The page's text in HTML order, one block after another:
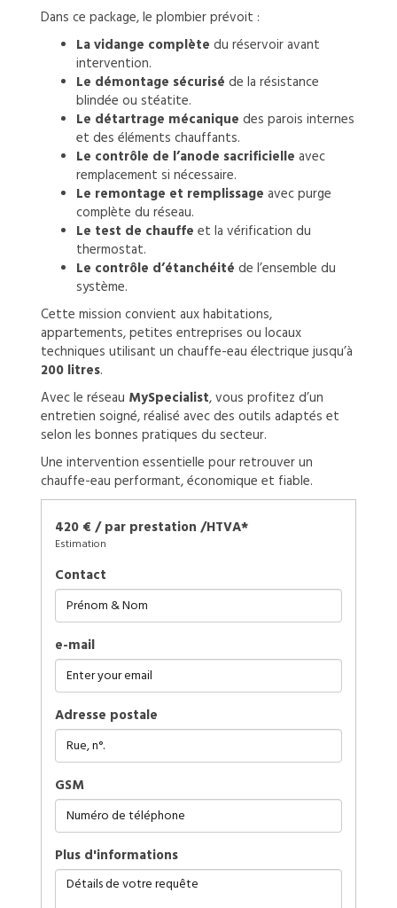
Dans ce package, le plombier prévoit :
La vidange complète du réservoir avant
intervention.
Le démontage sécurisé de la résistance
blindée ou stéatite.
Le détartrage mécanique des parois internes
et des éléments chauffants.
Le contrôle de l’anode sacrificielle avec
remplacement si nécessaire.
Le remontage et remplissage avec purge
complète du réseau.
Le test de chauffe et la vérification du
thermostat.
Le contrôle d’étanchéité de l’ensemble du
système.
Cette mission convient aux habitations,
appartements, petites entreprises ou locaux
techniques utilisant un chauffe-eau électrique jusqu’à
200 litres.
Avec le réseau MySpecialist, vous profitez d’un
entretien soigné, réalisé avec des outils adaptés et
selon les bonnes pratiques du secteur.
Une intervention essentielle pour retrouver un
chauffe-eau performant, économique et fiable.
420 € / par prestation /HTVA*
Estimation
Contact
e-mail
Adresse postale
GSM
plus d'informations